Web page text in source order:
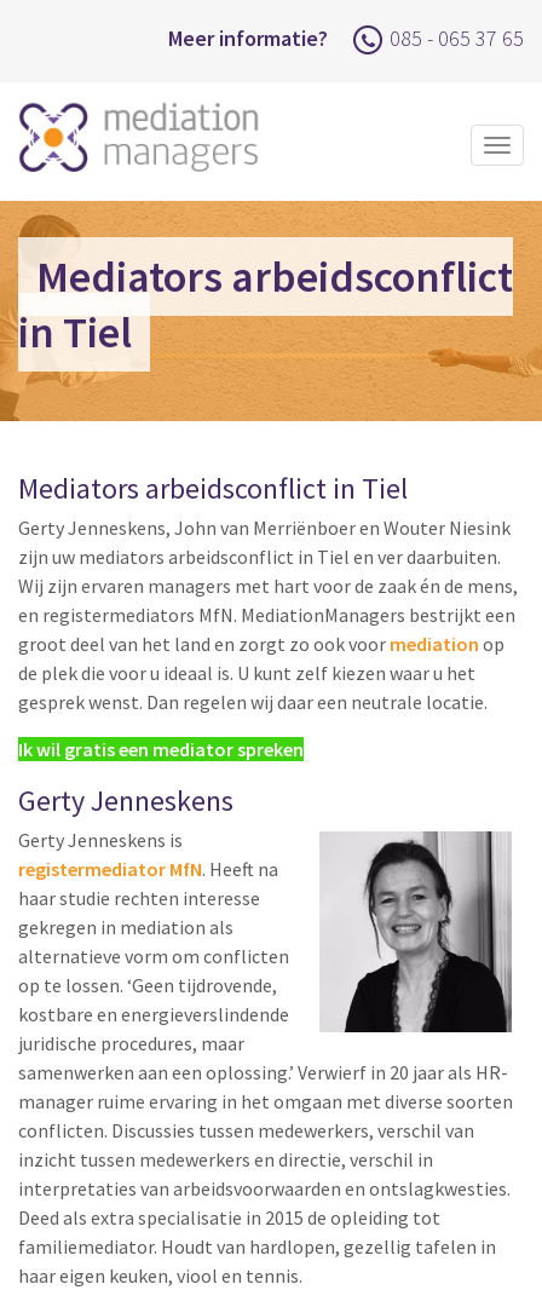
Meer informatie? 085 - 065 37 65
Mediators arbeidsconflict
in Tiel
Mediators arbeidsconflict in Tiel
Gerty Jenneskens, John van Merriënboer en Wouter Niesink
zijn uw mediators arbeidsconflict in Tiel en ver daarbuiten.
Wij zijn ervaren managers met hart voor de zaak én de mens,
en registermediators MfN. MediationManagers bestrijkt een
groot deel van het land en zorgt zo ook voor mediation op
de plek die voor u ideaal is. U kunt zelf kiezen waar u het
gesprek wenst. Dan regelen wij daar een neutrale locatie.
Ik wil gratis een mediator spreken
Gerty Jenneskens
Gerty Jenneskens is
registermediator MfN. Heeft na
haar studie rechten interesse
gekregen in mediation als
alternatieve vorm om conflicten
op te lossen. ‘Geen tijdrovende,
kostbare en energieverslindende
juridische procedures, maar
samenwerken aan een oplossing.’ Verwierf in 20 jaar als HR-
manager ruime ervaring in het omgaan met diverse soorten
conflicten. Discussies tussen medewerkers, verschil van
inzicht tussen medewerkers en directie, verschil in
interpretaties van arbeidsvoorwaarden en ontslagkwesties.
Deed als extra specialisatie in 2015 de opleiding tot
familiemediator. Houdt van hardlopen, gezellig tafelen in
haar eigen keuken, viool en tennis.